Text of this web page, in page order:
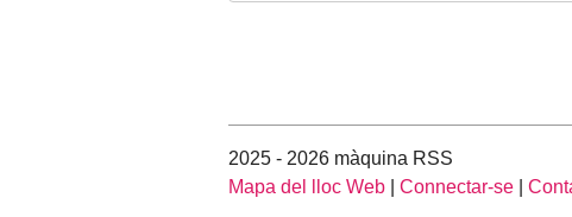
2025 - 2026 màquina RSS
Mapa del lloc Web
Connectar-se